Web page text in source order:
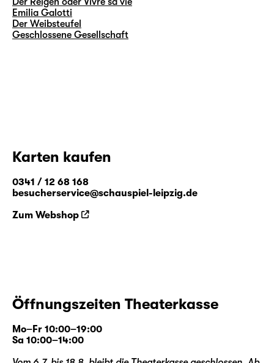
Emilia Galotti
Der Weibsteufel
Geschlossene Gesellschaft
Karten kaufen
0341 / 12 68 168
besucherservice@schauspiel-leipzig.de
Zum Webshop
Öffnungszeiten Theaterkasse
Mo–Fr 10:00–19:00
Sa 10:00–14:00